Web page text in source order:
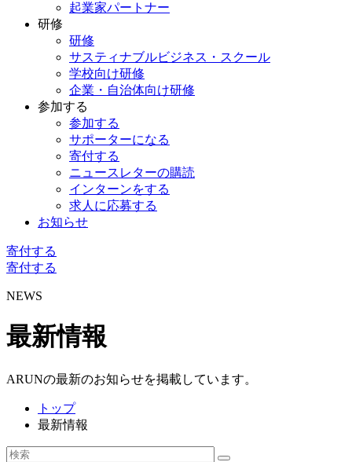
起業家パートナー
研修
研修
サスティナブルビジネス・スクール
学校向け研修
企業・自治体向け研修
参加する
参加する
サポーターになる
寄付する
ニュースレターの購読
インターンをする
求人に応募する
お知らせ
寄付する
寄付する
NEWS
最新情報
ARUNの最新のお知らせを掲載しています。
トップ
最新情報